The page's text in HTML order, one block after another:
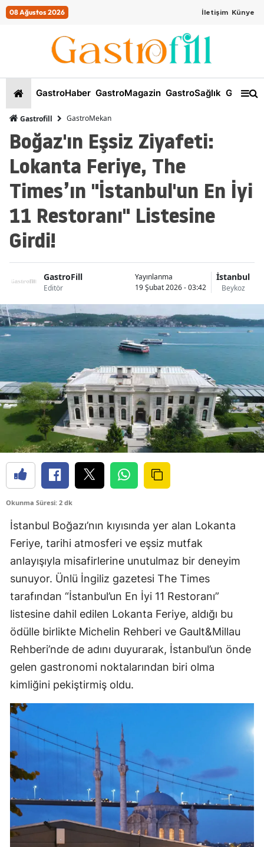
08 Ağustos 2026 İletişim Künye
GastroHaber GastroMagazin GastroSağlık
Gastrofill GastroMekan
Boğaz'ın Eşsiz Ziyafeti:
Lokanta Feriye, The
Times’ın "İstanbul'un En İyi
11 Restoranı" Listesine
Girdi!
GastroFill
Editör
Yayınlanma
19 Şubat 2026 - 03:42
İstanbul
Beykoz
Okunma Süresi: 2 dk
İstanbul Boğazı’nın kıyısında yer alan Lokanta
Feriye, tarihi atmosferi ve eşsiz mutfak
anlayışıyla misafirlerine unutulmaz bir deneyim
sunuyor. Ünlü İngiliz gazetesi The Times
tarafından “İstanbul’un En İyi 11 Restoranı”
listesine dahil edilen Lokanta Feriye, aldığı bu
ödülle birlikte Michelin Rehberi ve Gault&Millau
Rehberi’nde de adını duyurarak, İstanbul’un önde
gelen gastronomi noktalarından biri olma
kimliğini pekiştirmiş oldu.